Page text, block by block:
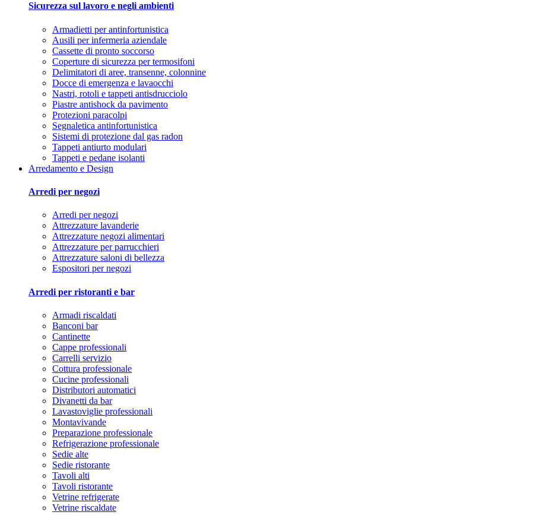
Sicurezza sul lavoro e negli ambienti
Armadietti per antinfortunistica
Ausili per infermeria aziendale
Cassette di pronto soccorso
Coperture di sicurezza per termosifoni
Delimitatori di aree, transenne, colonnine
Docce di emergenza e lavaocchi
Nastri, rotoli e tappeti antisdrucciolo
Piastre antishock da pavimento
Protezioni paracolpi
Segnaletica antinfortunistica
Sistemi di protezione dal gas radon
Tappeti antiurto modulari
Tappeti e pedane isolanti
Arredamento e Design
Arredi per negozi
Arredi per negozi
Attrezzature lavanderie
Attrezzature negozi alimentari
Attrezzature per parrucchieri
Attrezzature saloni di bellezza
Espositori per negozi
Arredi per ristoranti e bar
Armadi riscaldati
Banconi bar
Cantinette
Cappe professionali
Carrelli servizio
Cottura professionale
Cucine professionali
Distributori automatici
Divanetti da bar
Lavastoviglie professionali
Montavivande
Preparazione professionale
Refrigerazione professionale
Sedie alte
Sedie ristorante
Tavoli alti
Tavoli ristorante
Vetrine refrigerate
Vetrine riscaldate